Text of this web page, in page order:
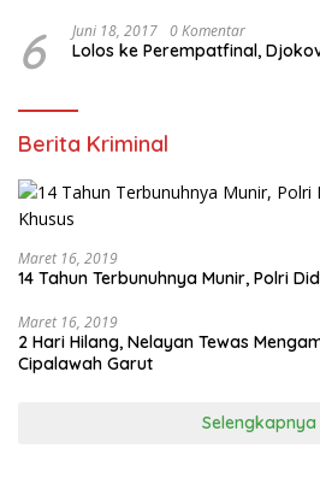
6 Juni 18, 2017 0 Komentar
Lolos ke Perempatfinal,
Berita Kriminal
Maret 16, 2019
14 Tahun Terbunuhnya Munir, Polri
Maret 16, 2019
2 Hari Hilang, Nelayan Tewas
Cipalawah Garut
Selengkapnya